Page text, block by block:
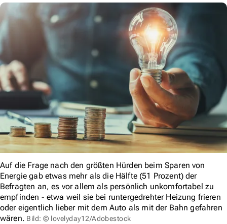
Auf die Frage nach den größten Hürden beim Sparen von
Energie gab etwas mehr als die Hälfte (51 Prozent) der
Befragten an, es vor allem als persönlich unkomfortabel zu
empfinden - etwa weil sie bei runtergedrehter Heizung frieren
oder eigentlich lieber mit dem Auto als mit der Bahn gefahren
wären. Bild: © lovelyday12/Adobestock